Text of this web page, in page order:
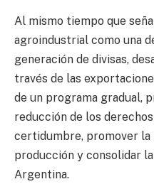
Al mismo tiempo que
agroindustrial como una
generación de divisas,
través de las
de un programa gradual,
reducción de los
certidumbre, promover
producción y consolidar
Argentina.